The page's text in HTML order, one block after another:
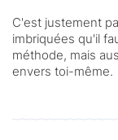
C'est justement
imbriquées qu'il
méthode, mais
envers toi-même.